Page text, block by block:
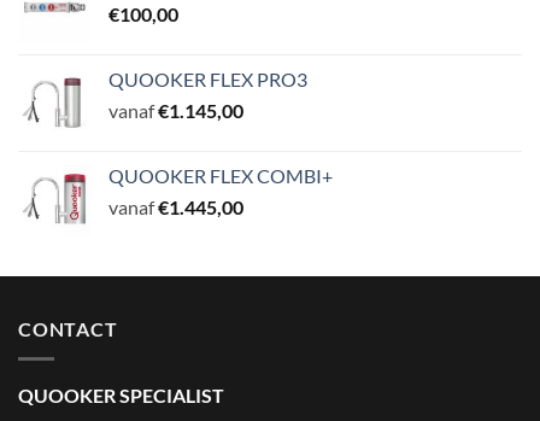
€100,00
QUOOKER FLEX PRO3
vanaf€1.145,00
QUOOKER FLEX COMBI+
vanaf€1.445,00
CONTACT
QUOOKER SPECIALIST